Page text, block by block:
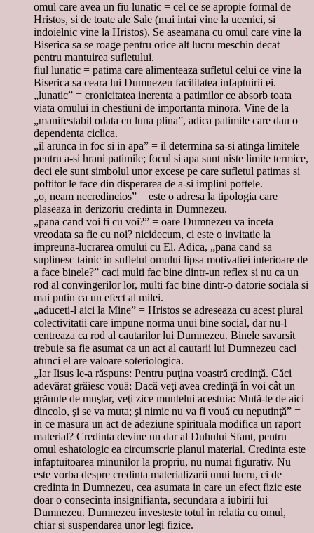
omul care avea un fiu lunatic = cel ce se apropie formal de
Hristos, si de toate ale Sale (mai intai vine la ucenici, si
indoielnic vine la Hristos). Se aseamana cu omul care vine la
Biserica sa se roage pentru orice alt lucru meschin decat
pentru mantuirea sufletului.
fiul lunatic = patima care alimenteaza sufletul celui ce vine la
Biserica sa ceara lui Dumnezeu facilitatea infaptuirii ei.
„lunatic” = cronicitatea inerenta a patimilor ce absorb toata
viata omului in chestiuni de importanta minora. Vine de la
„manifestabil odata cu luna plina”, adica patimile care dau o
dependenta ciclica.
„il arunca in foc si in apa” = il determina sa-si atinga limitele
pentru a-si hrani patimile; focul si apa sunt niste limite termice,
deci ele sunt simbolul unor excese pe care sufletul patimas si
poftitor le face din disperarea de a-si implini poftele.
„o, neam necredincios” = este o adresa la tipologia care
plaseaza in derizoriu credinta in Dumnezeu.
„pana cand voi fi cu voi?” = oare Dumnezeu va inceta
vreodata sa fie cu noi? nicidecum, ci este o invitatie la
impreuna-lucrarea omului cu El. Adica, „pana cand sa
suplinesc tainic in sufletul omului lipsa motivatiei interioare de
a face binele?” caci multi fac bine dintr-un reflex si nu ca un
rod al convingerilor lor, multi fac bine dintr-o datorie sociala si
mai putin ca un efect al milei.
„aduceti-l aici la Mine” = Hristos se adreseaza cu acest plural
colectivitatii care impune norma unui bine social, dar nu-l
centreaza ca rod al cautarilor lui Dumnezeu. Binele savarsit
trebuie sa fie asumat ca un act al cautarii lui Dumnezeu caci
atunci el are valoare soteriologica.
„Iar Iisus le-a răspuns: Pentru puţina voastră credinţă. Căci
adevărat grăiesc vouă: Dacă veţi avea credinţă în voi cât un
grăunte de muştar, veţi zice muntelui acestuia: Mută-te de aici
dincolo, şi se va muta; şi nimic nu va fi vouă cu neputinţă” =
in ce masura un act de adeziune spirituala modifica un raport
material? Credinta devine un dar al Duhului Sfant, pentru
omul eshatologic ea circumscrie planul material. Credinta este
infaptuitoarea minunilor la propriu, nu numai figurativ. Nu
este vorba despre credinta materializarii unui lucru, ci de
credinta in Dumnezeu, cea asumata in care un efect fizic este
doar o consecinta insignifianta, secundara a iubirii lui
Dumnezeu. Dumnezeu investeste totul in relatia cu omul,
chiar si suspendarea unor legi fizice.